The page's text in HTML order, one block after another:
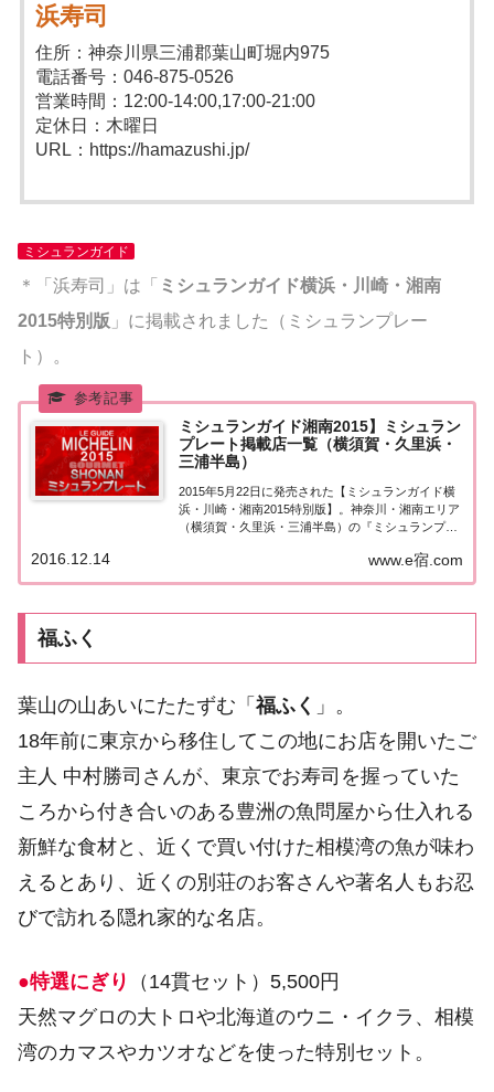
浜寿司
住所：神奈川県三浦郡葉山町堀内975
電話番号：046-875-0526
営業時間：12:00-14:00,17:00-21:00
定休日：木曜日
URL：https://hamazushi.jp/
ミシュランガイド
＊「浜寿司」は「 ミシュランガイド横浜・川崎・湘南
2015特別版 」に掲載されました（ミシュランプレー
ト）。
ミシュランガイド湘南2015】ミシュラン
プレート掲載店一覧（横須賀・久里浜・
三浦半島）
2015年5月22日に発売された【ミシュランガイド横
浜・川崎・湘南2015特別版】。神奈川・湘南エリア
（横須賀・久里浜・三浦半島）の『ミシュランプレ
した。ミシュランガイド湘南2015『ミシュランプレ
ート』「ミシュランガイド横浜・川崎・...
www.e宿.com
2016.12.14
福ふく
葉山の山あいにたたずむ「 福ふく 」。
18年前に東京から移住してこの地にお店を開いたご
主人 中村勝司さんが、東京でお寿司を握っていた
ころから付き合いのある豊洲の魚問屋から仕入れる
新鮮な食材と、近くで買い付けた相模湾の魚が味わ
えるとあり、近くの別荘のお客さんや著名人もお忍
びで訪れる隠れ家的な名店。
●特選にぎり
（14貫セット）5,500円
天然マグロの大トロや北海道のウニ・イクラ、相模
湾のカマスやカツオなどを使った特別セット。